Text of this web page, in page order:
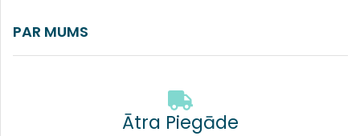
PAR MUMS
Ātra Piegāde